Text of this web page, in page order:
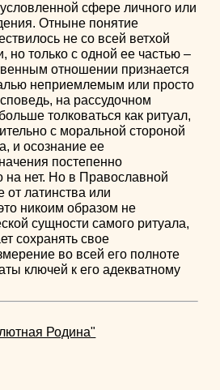
сфере личного или
Отныне понятие
не со всей ветхой
но только с одной ее частью –
отношении признается
неприемлемым или просто
на рассудочном
толковаться как ритуал,
с моральной стороной
и осознание ее
постепенно
на нет. Но в Православной
от латинства или
никоим образом не
сущности самого ритуала,
сохранять свое
во всей его полноте
ключей к его адекватному
Родина"